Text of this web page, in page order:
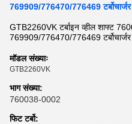
769909/776470/776469
GTB2260VK टर्बाइन व्हील शाफ्ट
769909/776470/776469
मॉडल संख्याः
GTB2260VK
भाग संख्या:
760038-0002
फिट टर्बो: